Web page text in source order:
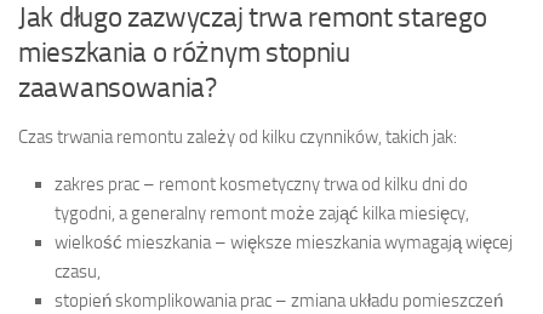
Jak długo zazwyczaj trwa remont starego
mieszkania o różnym stopniu
zaawansowania?
Czas trwania remontu zależy od kilku czynników, takich jak:
zakres prac – remont kosmetyczny trwa od kilku dni do
tygodni, a generalny remont może zająć kilka miesięcy,
wielkość mieszkania – większe mieszkania wymagają więcej
czasu,
stopień skomplikowania prac – zmiana układu pomieszczeń